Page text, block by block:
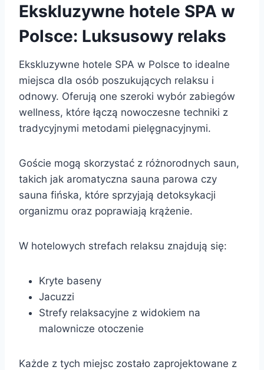
Ekskluzywne hotele SPA w
Polsce: Luksusowy relaks
Ekskluzywne hotele SPA w Polsce to idealne
miejsca dla osób poszukujących relaksu i
odnowy. Oferują one szeroki wybór zabiegów
wellness, które łączą nowoczesne techniki z
tradycyjnymi metodami pielęgnacyjnymi.
Goście mogą skorzystać z różnorodnych saun,
takich jak aromatyczna sauna parowa czy
sauna fińska, które sprzyjają detoksykacji
organizmu oraz poprawiają krążenie.
W hotelowych strefach relaksu znajdują się:
Kryte baseny
Jacuzzi
Strefy relaksacyjne z widokiem na
malownicze otoczenie
Każde z tych miejsc zostało zaprojektowane z